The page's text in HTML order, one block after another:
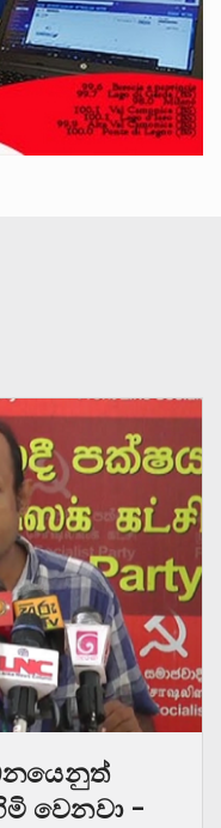
වෙනවා –